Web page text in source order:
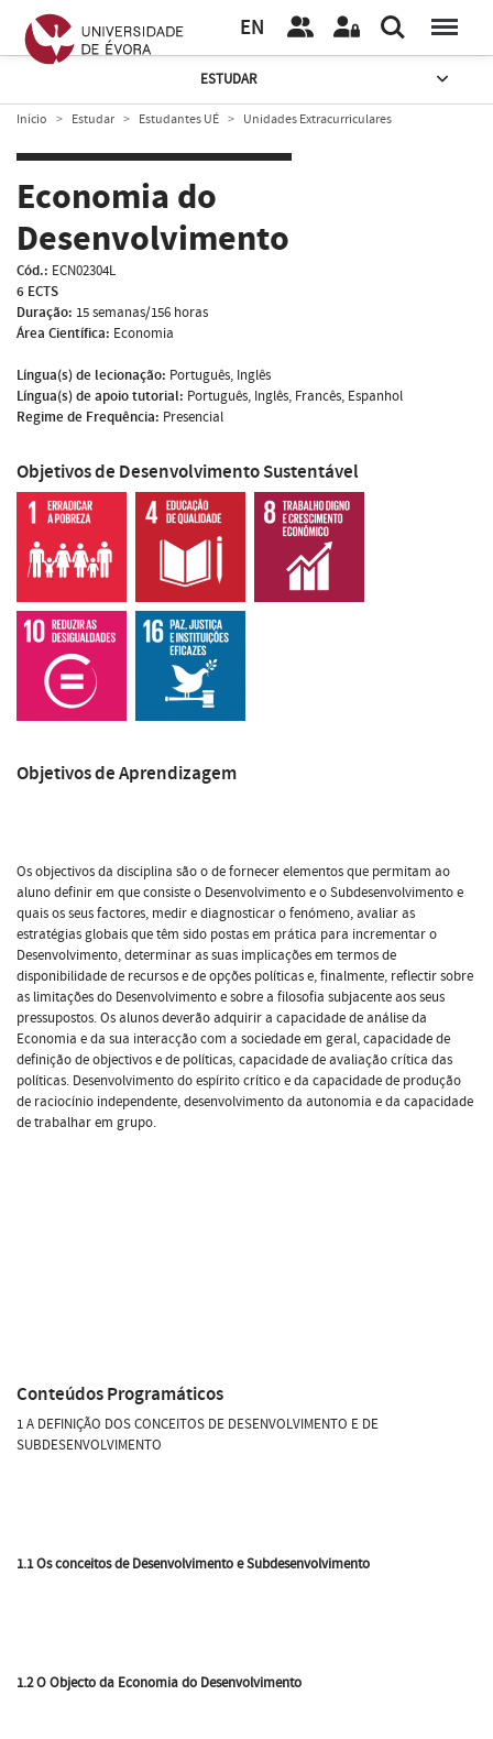
EN
ESTUDAR
Início Estudar Estudantes UÉ Unidades Extracurriculares
Economia do
Desenvolvimento
Cód.: ECN02304L
6 ECTS
Duração: 15 semanas/156 horas
Área Científica: Economia
Língua(s) de lecionação: Português, Inglês
Língua(s) de apoio tutorial: Português, Inglês, Francês, Espanhol
Regime de Frequência: Presencial
Objetivos de Desenvolvimento Sustentável
Objetivos de Aprendizagem
Os objectivos da disciplina são o de fornecer elementos que permitam ao
aluno definir em que consiste o Desenvolvimento e o Subdesenvolvimento e
quais os seus factores, medir e diagnosticar o fenómeno, avaliar as
estratégias globais que têm sido postas em prática para incrementar o
Desenvolvimento, determinar as suas implicações em termos de
disponibilidade de recursos e de opções políticas e, finalmente, reflectir sobre
as limitações do Desenvolvimento e sobre a filosofia subjacente aos seus
pressupostos. Os alunos deverão adquirir a capacidade de análise da
Economia e da sua interacção com a sociedade em geral, capacidade de
definição de objectivos e de políticas, capacidade de avaliação crítica das
políticas. Desenvolvimento do espírito crítico e da capacidade de produção
de raciocínio independente, desenvolvimento da autonomia e da capacidade
de trabalhar em grupo.
Conteúdos Programáticos
1 A DEFINIÇÃO DOS CONCEITOS DE DESENVOLVIMENTO E DE
SUBDESENVOLVIMENTO
1.1 Os conceitos de Desenvolvimento e Subdesenvolvimento
1.2 O Objecto da Economia do Desenvolvimento